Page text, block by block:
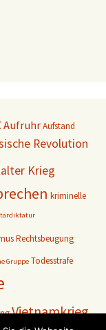
AufruhrAufstand
Revolution
Krieg
kriminelle
Rechtsbeugung
Gruppe Todesstrafe
Vietnamkrieg